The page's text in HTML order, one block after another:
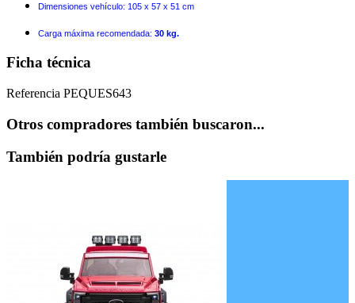
Dimensiones vehículo: 105 x 57 x 51 cm
Carga máxima recomendada: 30 kg.
Ficha técnica
Referencia PEQUES643
Otros compradores también buscaron...
También podría gustarle